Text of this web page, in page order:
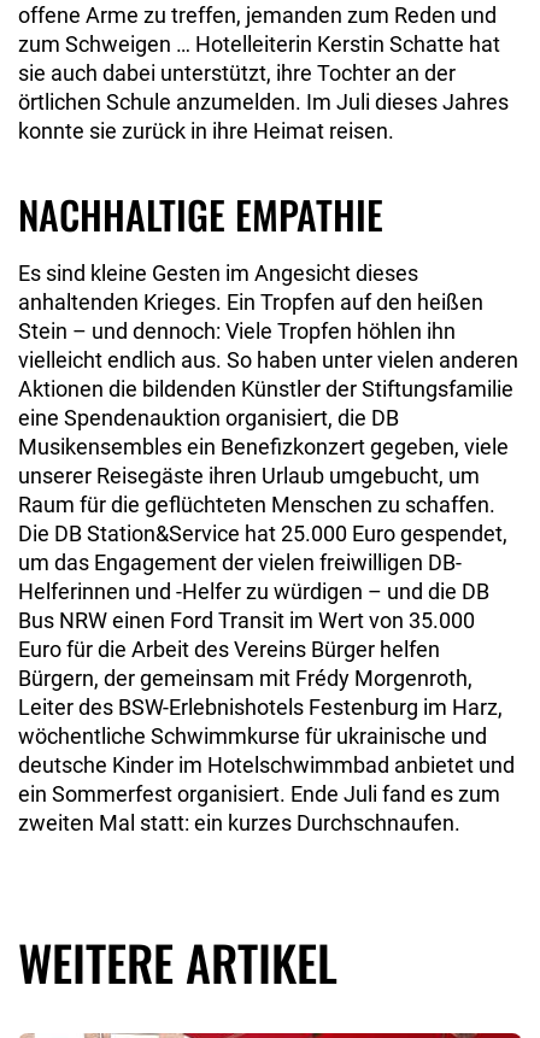
offene Arme zu treffen, jemanden zum Reden und
zum Schweigen … Hotelleiterin Kerstin Schatte hat
sie auch dabei unterstützt, ihre Tochter an der
örtlichen Schule anzumelden. Im Juli dieses Jahres
konnte sie zurück in ihre Heimat reisen.
NACHHALTIGE EMPATHIE
Es sind kleine Gesten im Angesicht dieses
anhaltenden Krieges. Ein Tropfen auf den heißen
Stein – und dennoch: Viele Tropfen höhlen ihn
vielleicht endlich aus. So haben unter vielen anderen
Aktionen die bildenden Künstler der Stiftungsfamilie
eine Spendenauktion organisiert, die DB
Musikensembles ein Benefizkonzert gegeben, viele
unserer Reisegäste ihren Urlaub umgebucht, um
Raum für die geflüchteten Menschen zu schaffen.
Die DB Station&Service hat 25.000 Euro gespendet,
um das Engagement der vielen freiwilligen DB-
Helferinnen und -Helfer zu würdigen – und die DB
Bus NRW einen Ford Transit im Wert von 35.000
Euro für die Arbeit des Vereins Bürger helfen
Bürgern, der gemeinsam mit Frédy Morgenroth,
Leiter des BSW-Erlebnishotels Festenburg im Harz,
wöchentliche Schwimmkurse für ukrainische und
deutsche Kinder im Hotelschwimmbad anbietet und
ein Sommerfest organisiert. Ende Juli fand es zum
zweiten Mal statt: ein kurzes Durchschnaufen.
WEITERE ARTIKEL